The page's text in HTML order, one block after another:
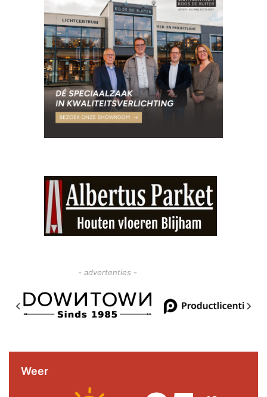
- advertenties -
Weer